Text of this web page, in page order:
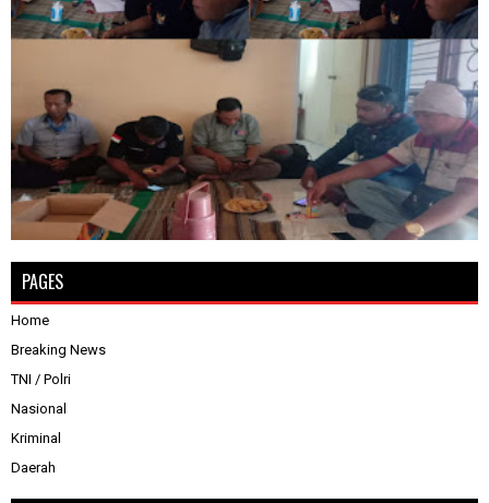
PAGES
Home
Breaking News
TNI / Polri
Nasional
Kriminal
Daerah